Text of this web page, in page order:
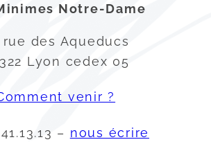
Notre-Dame
rue des Aqueducs
Lyon cedex 05
venir ?
– nous écrire